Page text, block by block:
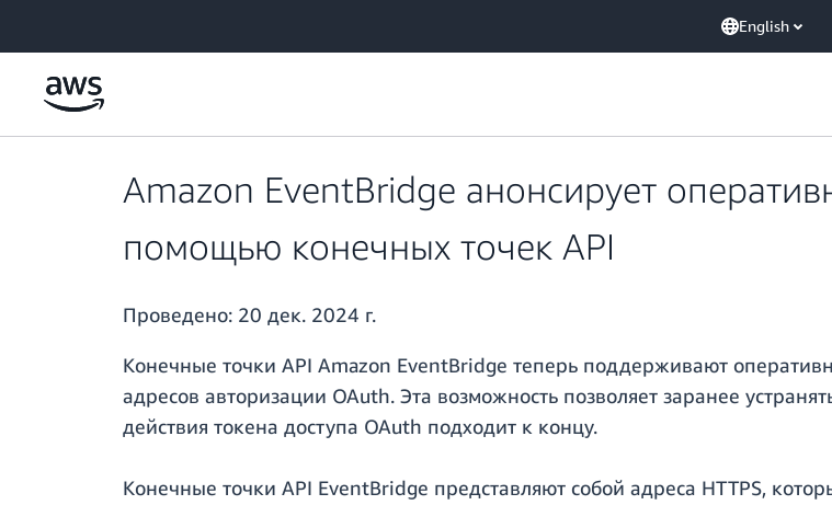
English
Amazon EventBridge анонсирует
помощью конечных точек API
Проведено: 20 дек. 2024 г.
Конечные точки API Amazon EventBridge теперь поддерживают
адресов авторизации OAuth. Эта возможность позволяет заранее
действия токена доступа OAuth подходит к концу.
Конечные точки API EventBridge представляют собой адреса HTTPS,